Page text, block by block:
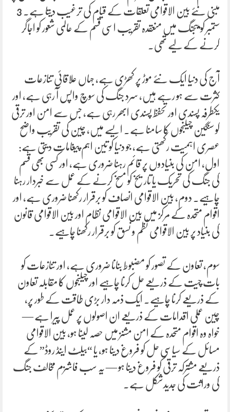
مبنی نئے بین الاقوامی تعلقات کے قیام کی ترغیب دیتا ہے۔ 3
ستمبر کو بیجنگ میں منعقدہ تقریب اسی قسم کے عالمی شعور کو اجاگر
کرنے کے لیے تھی۔
آج کی دنیا ایک نئے موڑ پر کھڑی ہے، جہاں علاقائی تنازعات
کثرت سے ہو رہے ہیں، سرد جنگ کی سوچ واپس آ رہی ہے، اور
یکطرفہ پسندی اور تحفظ پسندی ابھر رہی ہے، جس سے امن اور ترقی
کو سنگین چیلنجوں کا سامنا ہے۔ ایسے میں، چین کی تقریب واضح
عصری اہمیت رکھتی ہے، جو دنیا کو تین اہم پیغامات دیتی ہے:
اول، امن کی بنیادوں پر قائم رہنا ضروری ہے، اور کسی بھی قسم
کی جنگ کی تحریک یا تاریخ کو مسخ کرنے کے عمل سے خبردار رہنا
چاہیے۔ دوم، بین الاقوامی انصاف کو برقرار رکھنا ضروری ہے، اور
اقوام متحدہ کے مرکز میں بین الاقوامی نظام اور بین الاقوامی قانون
کی بنیاد پر بین الاقوامی نظم و نسق کو برقرار رکھنا چاہیے۔
سوم، تعاون کے تصور کو مضبوط بنانا ضروری ہے، اور تنازعات کو
بات چیت کے ذریعے حل کرنا چاہیے اور چیلنجوں کا مقابلہ تعاون
کے ذریعے کرنا چاہیے۔ ایک ذمہ دار بڑی طاقت کے طور پر،
چین عملی اقدامات کے ذریعے ان اصولوں پر عمل پیرا ہے —
خواہ وہ اقوام متحدہ کے امن مشنز میں حصہ لینا ہو، بین الاقوامی
مسائل کے سیاسی حل کو فروغ دینا ہو، یا “بیلٹ اینڈ روڈ” کے
ذریعے مشترکہ ترقی کو فروغ دینا ہو — یہ سب فاشزم مخالف جنگ
کی وراثت کی جدیدشکل ہے۔